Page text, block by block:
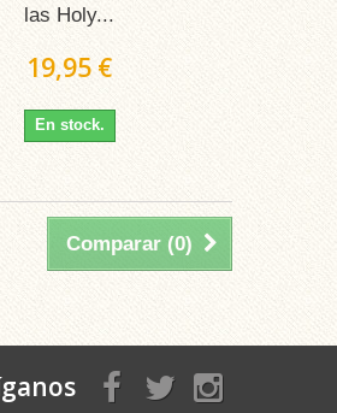
las Holy...
19,95 €
En stock.
Comparar (0)